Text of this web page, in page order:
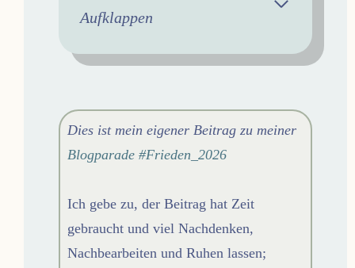
Aufklappen
Dies ist mein eigener Beitrag zu meiner
Blogparade #Frieden_2026
Ich gebe zu, der Beitrag hat Zeit
gebraucht und viel Nachdenken,
Nachbearbeiten und Ruhen lassen;